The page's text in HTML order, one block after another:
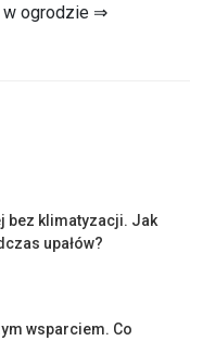
w ogrodzie ⇒
bez klimatyzacji. Jak
upałów?
wsparciem. Co